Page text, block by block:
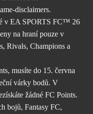
disclaimers.
v EA SPORTS FC™ 26
na hraní pouze v
Rivals, Champions a
musíte do 15. června
várky bodů. V
žádné FC Points.
bojů, Fantasy FC,